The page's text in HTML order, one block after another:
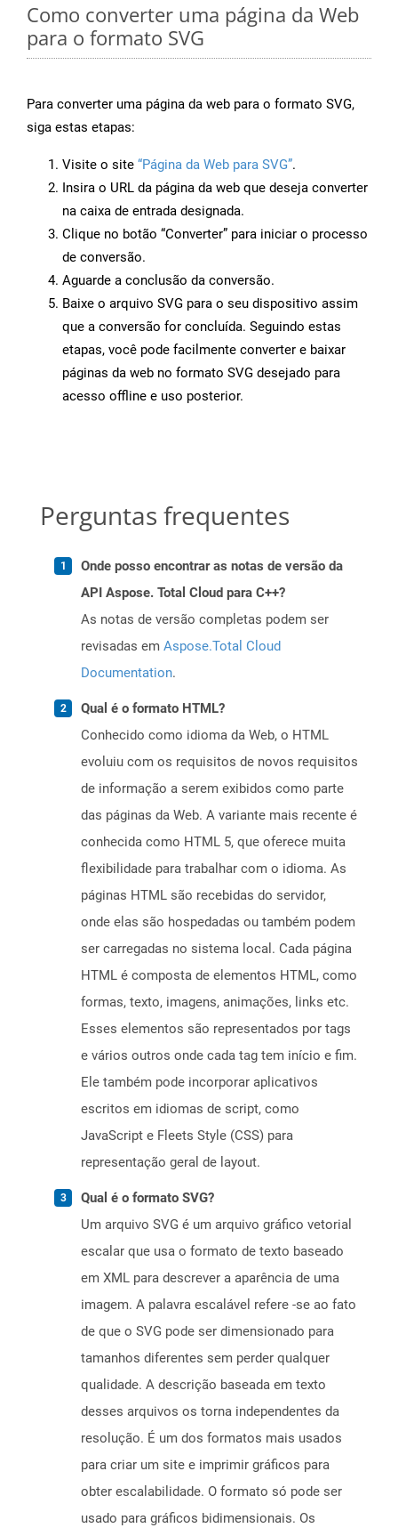
Como converter uma página da Web
para o formato SVG
Para converter uma página da web para o formato SVG,
siga estas etapas:
Visite o site “Página da Web para SVG”.
Insira o URL da página da web que deseja converter
na caixa de entrada designada.
Clique no botão “Converter” para iniciar o processo
de conversão.
Aguarde a conclusão da conversão.
Baixe o arquivo SVG para o seu dispositivo assim
que a conversão for concluída. Seguindo estas
etapas, você pode facilmente converter e baixar
páginas da web no formato SVG desejado para
acesso offline e uso posterior.
Perguntas frequentes
Onde posso encontrar as notas de versão da
API Aspose. Total Cloud para C++?
As notas de versão completas podem ser
revisadas em Aspose.Total Cloud
Documentation.
Qual é o formato HTML?
Conhecido como idioma da Web, o HTML
evoluiu com os requisitos de novos requisitos
de informação a serem exibidos como parte
das páginas da Web. A variante mais recente é
conhecida como HTML 5, que oferece muita
flexibilidade para trabalhar com o idioma. As
páginas HTML são recebidas do servidor,
onde elas são hospedadas ou também podem
ser carregadas no sistema local. Cada página
HTML é composta de elementos HTML, como
formas, texto, imagens, animações, links etc.
Esses elementos são representados por tags
e vários outros onde cada tag tem início e fim.
Ele também pode incorporar aplicativos
escritos em idiomas de script, como
JavaScript e Fleets Style (CSS) para
representação geral de layout.
Qual é o formato SVG?
Um arquivo SVG é um arquivo gráfico vetorial
escalar que usa o formato de texto baseado
em XML para descrever a aparência de uma
imagem. A palavra escalável refere -se ao fato
de que o SVG pode ser dimensionado para
tamanhos diferentes sem perder qualquer
qualidade. A descrição baseada em texto
desses arquivos os torna independentes da
resolução. É um dos formatos mais usados ​​
para criar um site e imprimir gráficos para
obter escalabilidade. O formato só pode ser
usado para gráficos bidimensionais. Os